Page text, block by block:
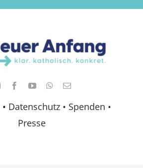
• Datenschutz • Spenden •
Presse